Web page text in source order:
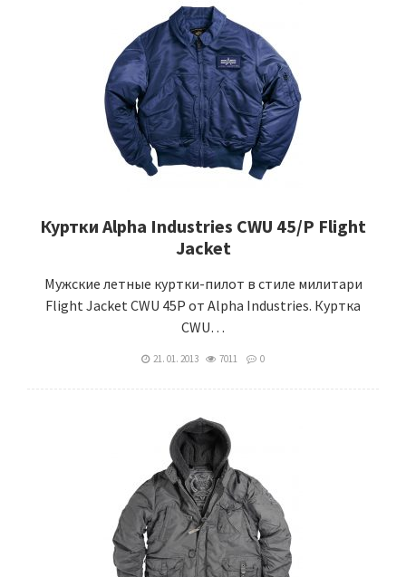
Куртки Alpha Industries CWU 45/P Flight
Jacket
Мужские летные куртки-пилот в стиле милитари
Flight Jacket CWU 45P от Alpha Industries. Куртка
CWU…
21. 01. 2013 7011 0